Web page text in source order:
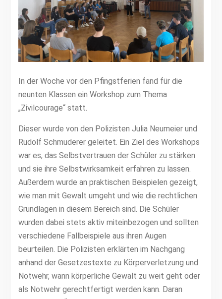
In der Woche vor den Pfingstferien fand für die
neunten Klassen ein Workshop zum Thema
„Zivilcourage“ statt.
Dieser wurde von den Polizisten Julia Neumeier und
Rudolf Schmuderer geleitet. Ein Ziel des Workshops
war es, das Selbstvertrauen der Schüler zu stärken
und sie ihre Selbstwirksamkeit erfahren zu lassen.
Außerdem wurde an praktischen Beispielen gezeigt,
wie man mit Gewalt umgeht und wie die rechtlichen
Grundlagen in diesem Bereich sind. Die Schüler
wurden dabei stets aktiv miteinbezogen und sollten
verschiedene Fallbeispiele aus ihren Augen
beurteilen. Die Polizisten erklärten im Nachgang
anhand der Gesetzestexte zu Körperverletzung und
Notwehr, wann körperliche Gewalt zu weit geht oder
als Notwehr gerechtfertigt werden kann. Daran